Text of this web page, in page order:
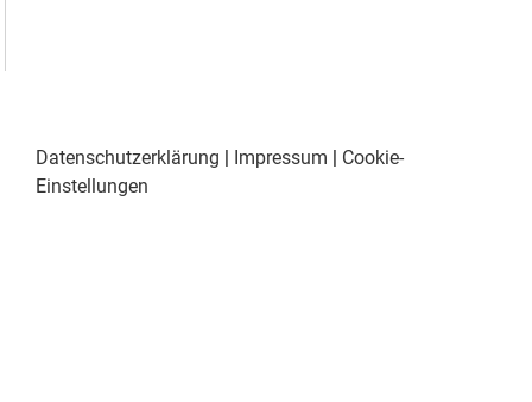
Datenschutzerklärung | Impressum | Cookie-
Einstellungen